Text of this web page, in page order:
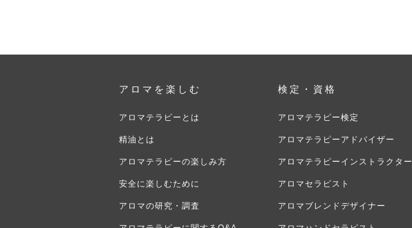
アロマを楽しむ
アロマテラピーとは
精油とは
アロマテラピーの楽しみ方
安全に楽しむために
アロマの研究・調査
検定・資格
アロマテラピー検定
アロマテラピーアドバイザー
アロマテラピーインストラクター
アロマセラピスト
アロマブレンドデザイナー